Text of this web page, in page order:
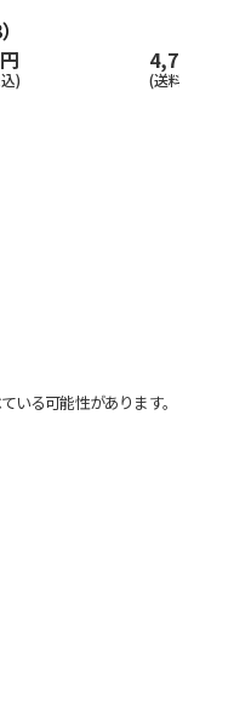
)
4,720円
(送料・税込)
る可能性があります。